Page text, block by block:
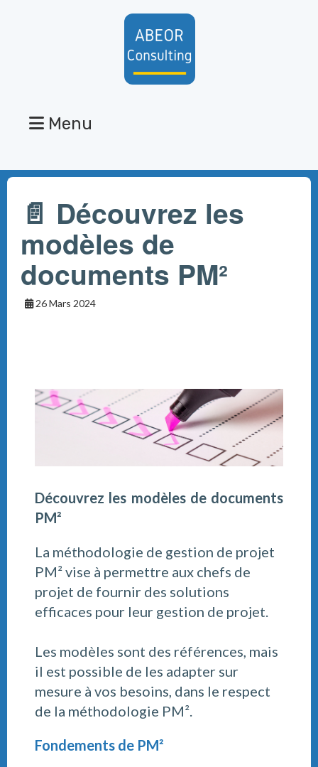
Menu
📄 Découvrez les
modèles de
documents PM²
26 Mars 2024
Découvrez les modèles de documents
PM²
La méthodologie de gestion de projet
PM² vise à permettre aux chefs de
projet de fournir des solutions
efficaces pour leur gestion de projet.
Les modèles sont des références, mais
il est possible de les adapter sur
mesure à vos besoins, dans le respect
de la méthodologie PM².
Fondements de PM²